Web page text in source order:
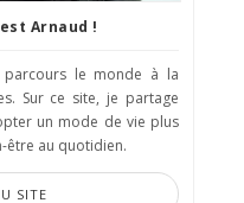
Arnaud !
le monde à la
Sur ce site, je partage
un mode de vie plus
être au quotidien.
SITE